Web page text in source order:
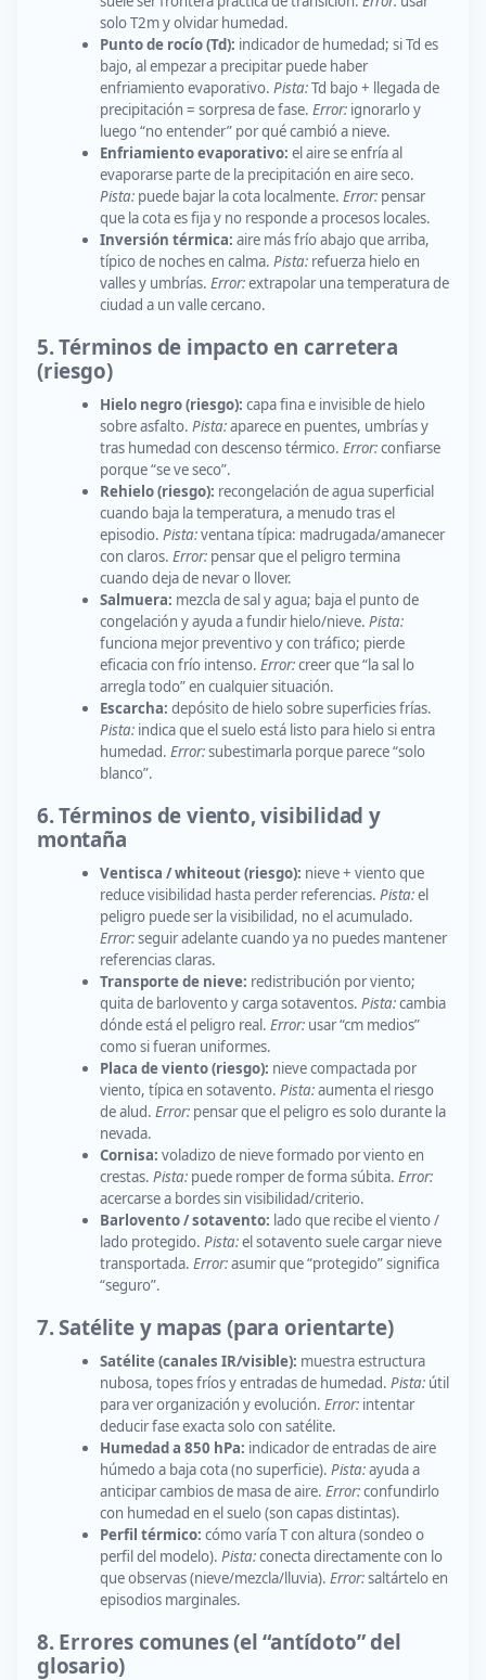
solo T2m y olvidar humedad.
Punto de rocío (Td): indicador de humedad; si Td es
bajo, al empezar a precipitar puede haber
enfriamiento evaporativo. Pista:Td bajo + llegada de
precipitación = sorpresa de fase. Error: ignorarlo y
luego “no entender” por qué cambió a nieve.
Enfriamiento evaporativo: el aire se enfría al
evaporarse parte de la precipitación en aire seco.
Pista: puede bajar la cota localmente. Error: pensar
que la cota es fija y no responde a procesos locales.
Inversión térmica: aire más frío abajo que arriba,
típico de noches en calma. Pista: refuerza hielo en
valles y umbrías. Error:extrapolar una temperatura de
ciudad a un valle cercano.
5. Términos de impacto en carretera
(riesgo)
Hielo negro (riesgo): capa fina e invisible de hielo
sobre asfalto. Pista:aparece en puentes, umbrías y
tras humedad con descenso térmico. Error:confiarse
porque “se ve seco”.
Rehielo (riesgo): recongelación de agua superficial
cuando baja la temperatura, a menudo tras el
episodio. Pista:ventana típica: madrugada/amanecer
con claros. Error: pensar que el peligro termina
cuando deja de nevar o llover.
Salmuera: mezcla de sal y agua; baja el punto de
congelación y ayuda a fundir hielo/nieve. Pista:
funciona mejor preventivo y con tráfico; pierde
eficacia con frío intenso. Error:creer que “la sal lo
arregla todo” en cualquier situación.
Escarcha: depósito de hielo sobre superficies frías.
Pista: indica que el suelo está listo para hielo si entra
humedad. Error:subestimarla porque parece “solo
blanco”.
6. Términos de viento, visibilidad y
montaña
Ventisca / whiteout (riesgo): nieve + viento que
reduce visibilidad hasta perder referencias. Pista:el
peligro puede ser la visibilidad, no el acumulado.
Error:seguir adelante cuando ya no puedes mantener
referencias claras.
Transporte de nieve: redistribución por viento;
quita de barlovento y carga sotaventos. Pista:cambia
dónde está el peligro real. Error: usar “cm medios”
como si fueran uniformes.
Placa de viento (riesgo): nieve compactada por
viento, típica en sotavento. Pista:aumenta el riesgo
de alud. Error: pensar que el peligro es solo durante la
nevada.
Cornisa: voladizo de nieve formado por viento en
crestas. Pista: puede romper de forma súbita. Error:
acercarse a bordes sin visibilidad/criterio.
Barlovento / sotavento: lado que recibe el viento /
lado protegido. Pista:el sotavento suele cargar nieve
transportada. Error:asumir que “protegido” significa
“seguro”.
7. Satélite y mapas (para orientarte)
Satélite (canales IR/visible): muestra estructura
nubosa, topes fríos y entradas de humedad. Pista: útil
para ver organización y evolución. Error: intentar
deducir fase exacta solo con satélite.
Humedad a 850 hPa: indicador de entradas de aire
húmedo a baja cota (no superficie). Pista:ayuda a
anticipar cambios de masa de aire. Error:confundirlo
con humedad en el suelo (son capas distintas).
Perfil térmico: cómo varía T con altura (sondeo o
perfil del modelo). Pista:conecta directamente con lo
que observas (nieve/mezcla/lluvia). Error:saltártelo en
episodios marginales.
8. Errores comunes (el “antídoto” del
glosario)